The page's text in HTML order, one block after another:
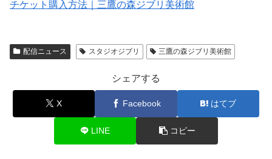
チケット購入方法｜三鷹の森ジブリ美術館
配信ニュース スタジオジブリ 三鷹の森ジブリ美術館
シェアする
X Facebook はてブ
LINE コピー